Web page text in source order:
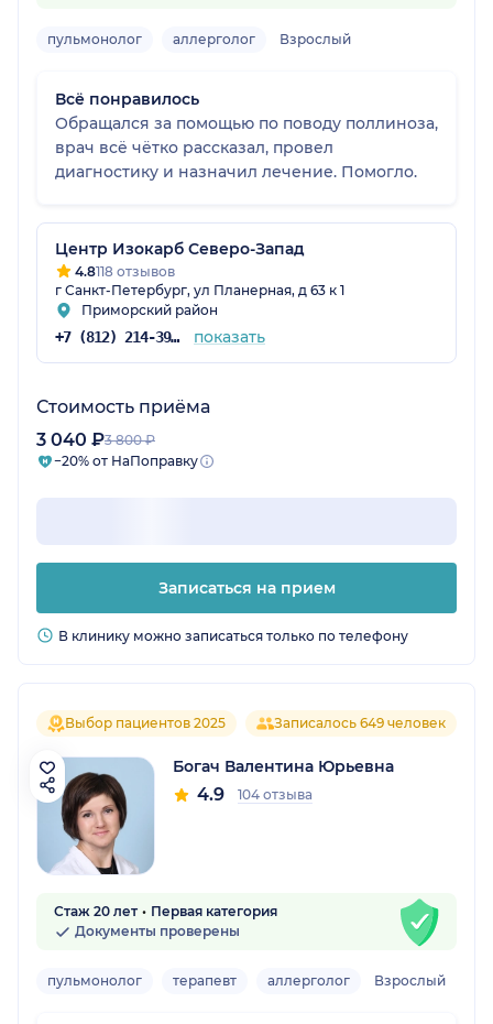
пульмонолог аллерголог Взрослый
Всё понравилось
Обращался за помощью по поводу поллиноза,
врач всё чётко рассказал, провел
диагностику и назначил лечение. Помогло.
Центр Изокарб Северо-Запад
4.8118 отзывов
г Санкт-Петербург, ул Планерная, д 63 к 1
Приморский район
+7 (812) 214-39-06 показать
Стоимость приёма
3 040 ₽3 800 ₽
−20% от НаПоправку
Записаться на прием
В клинику можно записаться только по телефону
Выбор пациентов 2025 Записалось 649 человек
Богач Валентина Юрьевна
4.9 104 отзыва
Стаж 20 лет
Первая категория
Документы проверены
пульмонолог терапевт аллерголог Взрослый